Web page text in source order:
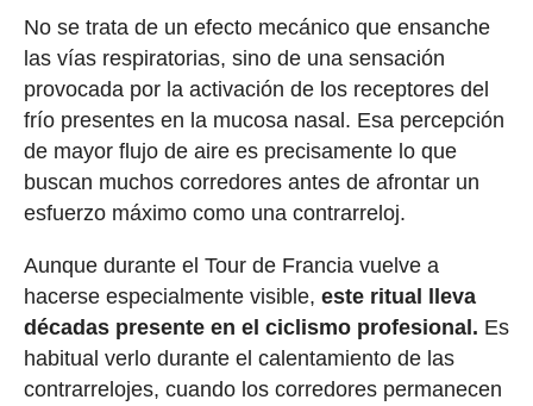
No se trata de un efecto mecánico que ensanche
las vías respiratorias, sino de una sensación
provocada por la activación de los receptores del
frío presentes en la mucosa nasal. Esa percepción
de mayor flujo de aire es precisamente lo que
buscan muchos corredores antes de afrontar un
esfuerzo máximo como una contrarreloj.
Aunque durante el Tour de Francia vuelve a
hacerse especialmente visible, este ritual lleva
décadas presente en el ciclismo profesional. Es
habitual verlo durante el calentamiento de las
contrarrelojes, cuando los corredores permanecen